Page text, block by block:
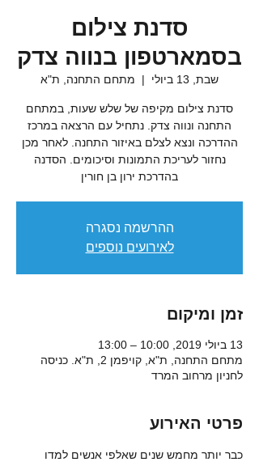
סדנת צילום
בסמארטפון בנווה צדק
שבת, 13 ביולי
  |
מתחם התחנה, ת"א
סדנת צילום מקיפה של שלש שעות, במתחם
התחנה ונווה צדק. נתחיל עם הרצאה במרכז
ההדרכה ונצא לצלם באיזור התחנה. לאחר מכן
נחזור לעריכת התמונות וסיכומים. הסדנה
בהדרכת ירון בן חורין
ההרשמה נסגרה
לאירועים נוספים
זמן ומיקום
13 ביולי 2019, 10:00 – 13:00
מתחם התחנה, ת"א, קויפמן 2, ת"א. כניסה
לחניון מרחוב המרד
פרטי האירוע
כבר יותר מחמש שנים שאלפי אנשים למדו